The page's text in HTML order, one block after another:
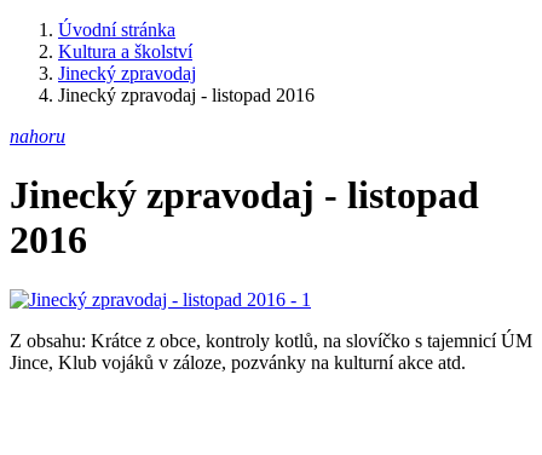
Úvodní stránka
Kultura a školství
Jinecký zpravodaj
Jinecký zpravodaj - listopad 2016
nahoru
Jinecký zpravodaj - listopad
2016
Z obsahu: Krátce z obce, kontroly kotlů, na slovíčko s tajemnicí ÚM
Jince, Klub vojáků v záloze, pozvánky na kulturní akce atd.